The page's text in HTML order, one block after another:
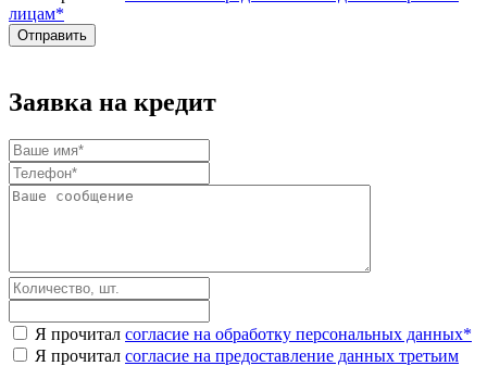
лицам*
Заявка на кредит
Я прочитал согласие на обработку персональных данных*
Я прочитал согласие на предоставление данных третьим